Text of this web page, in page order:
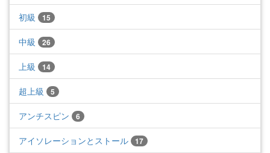
初級 15
中級 26
上級 14
超上級 5
アンチスピン 6
アイソレーションとストール 17